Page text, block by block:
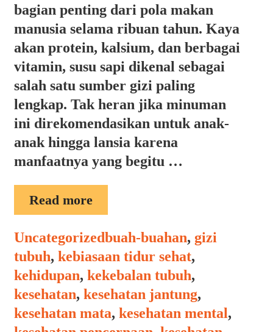
bagian penting dari pola makan
manusia selama ribuan tahun. Kaya
akan protein, kalsium, dan berbagai
vitamin, susu sapi dikenal sebagai
salah satu sumber gizi paling
lengkap. Tak heran jika minuman
ini direkomendasikan untuk anak-
anak hingga lansia karena
manfaatnya yang begitu …
Read moreMANFAAT
SUSU
SAPI
Categories
UncategorizedTags
buah-buahan, gizi
tubuh, kebiasaan tidur sehat,
kehidupan, kekebalan tubuh,
kesehatan, kesehatan jantung,
kesehatan mata, kesehatan mental,